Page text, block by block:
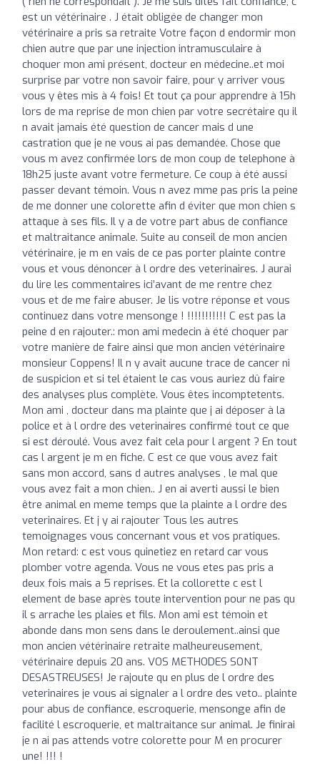
est un vétérinaire . J était obligée de changer mon
vétérinaire a pris sa retraite Votre façon d endormir mon
chien autre que par une injection intramusculaire à
choquer mon ami présent, docteur en médecine..et moi
surprise par votre non savoir faire, pour y arriver vous
vous y êtes mis à 4 fois! Et tout ça pour apprendre à 15h
lors de ma reprise de mon chien par votre secrétaire qu il
n avait jamais été question de cancer mais d une
castration que je ne vous ai pas demandée. Chose que
vous m avez confirmée lors de mon coup de telephone à
18h25 juste avant votre fermeture. Ce coup à été aussi
passer devant témoin. Vous n avez mme pas pris la peine
de me donner une colorette afin d éviter que mon chien s
attaque à ses fils. Il y a de votre part abus de confiance
et maltraitance animale. Suite au conseil de mon ancien
vétérinaire, je m en vais de ce pas porter plainte contre
vous et vous dénoncer à l ordre des veterinaires. J aurai
du lire les commentaires ici’avant de me rentre chez
vous et de me faire abuser. Je lis votre réponse et vous
continuez dans votre mensonge ! !!!!!!!!!!! C est pas la
peine d en rajouter.: mon ami medecin à été choquer par
votre manière de faire ainsi que mon ancien vétérinaire
monsieur Coppens! Il n y avait aucune trace de cancer ni
de suspicion et si tel étaient le cas vous auriez dû faire
des analyses plus complète. Vous êtes incomptetents.
Mon ami , docteur dans ma plainte que j ai déposer à la
police et à l ordre des veterinaires confirmé tout ce que
si est déroulé. Vous avez fait cela pour l argent ? En tout
cas l argent je m en fiche. C est ce que vous avez fait
sans mon accord, sans d autres analyses , le mal que
vous avez fait a mon chien.. J en ai averti aussi le bien
être animal en meme temps que la plainte a l ordre des
veterinaires. Et j y ai rajouter Tous les autres
temoignages vous concernant vous et vos pratiques.
Mon retard: c est vous quinetiez en retard car vous
plomber votre agenda. Vous ne vous etes pas pris a
deux fois mais a 5 reprises. Et la collorette c est l
element de base après toute intervention pour ne pas qu
il s arrache les plaies et fils. Mon ami est témoin et
abonde dans mon sens dans le deroulement..ainsi que
mon ancien vétérinaire retraite malheureusement,
vétérinaire depuis 20 ans. VOS METHODES SONT
DESASTREUSES! Je rajoute qu en plus de l ordre des
veterinaires je vous ai signaler a l ordre des veto.. plainte
pour abus de confiance, escroquerie, mensonge afin de
facilité l escroquerie, et maltraitance sur animal. Je finirai
je n ai pas attends votre colorette pour M en procurer
une! !!! !